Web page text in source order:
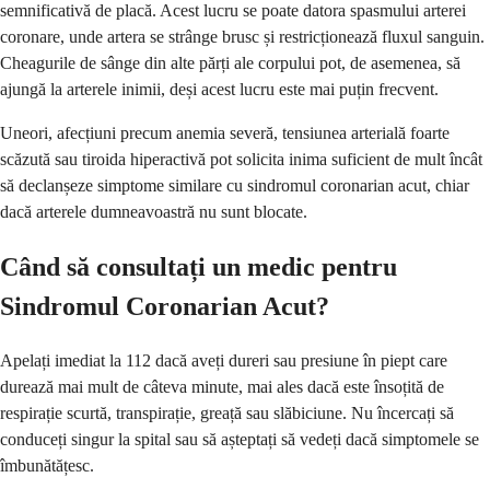
semnificativă de placă. Acest lucru se poate datora spasmului arterei
coronare, unde artera se strânge brusc și restricționează fluxul sanguin.
Cheagurile de sânge din alte părți ale corpului pot, de asemenea, să
ajungă la arterele inimii, deși acest lucru este mai puțin frecvent.
Uneori, afecțiuni precum anemia severă, tensiunea arterială foarte
scăzută sau tiroida hiperactivă pot solicita inima suficient de mult încât
să declanșeze simptome similare cu sindromul coronarian acut, chiar
dacă arterele dumneavoastră nu sunt blocate.
Când să consultați un medic pentru
Sindromul Coronarian Acut?
Apelați imediat la 112 dacă aveți dureri sau presiune în piept care
durează mai mult de câteva minute, mai ales dacă este însoțită de
respirație scurtă, transpirație, greață sau slăbiciune. Nu încercați să
conduceți singur la spital sau să așteptați să vedeți dacă simptomele se
îmbunătățesc.